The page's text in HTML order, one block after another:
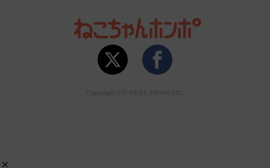
Copyright © P-NEST JAPAN INC.